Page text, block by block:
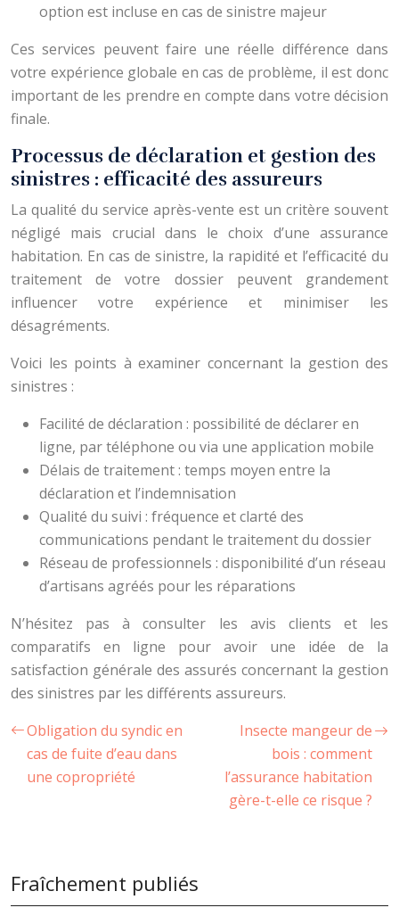
option est incluse en cas de sinistre majeur
Ces services peuvent faire une réelle différence dans
votre expérience globale en cas de problème, il est donc
important de les prendre en compte dans votre décision
finale.
Processus de déclaration et gestion des
sinistres : efficacité des assureurs
La qualité du service après-vente est un critère souvent
négligé mais crucial dans le choix d’une assurance
habitation. En cas de sinistre, la rapidité et l’efficacité du
traitement de votre dossier peuvent grandement
influencer votre expérience et minimiser les
désagréments.
Voici les points à examiner concernant la gestion des
sinistres :
Facilité de déclaration : possibilité de déclarer en
ligne, par téléphone ou via une application mobile
Délais de traitement : temps moyen entre la
déclaration et l’indemnisation
Qualité du suivi : fréquence et clarté des
communications pendant le traitement du dossier
Réseau de professionnels : disponibilité d’un réseau
d’artisans agréés pour les réparations
N’hésitez pas à consulter les avis clients et les
comparatifs en ligne pour avoir une idée de la
satisfaction générale des assurés concernant la gestion
des sinistres par les différents assureurs.
Obligation du syndic en
cas de fuite d’eau dans
une copropriété
Insecte mangeur de
bois : comment
l’assurance habitation
gère-t-elle ce risque ?
Fraîchement publiés